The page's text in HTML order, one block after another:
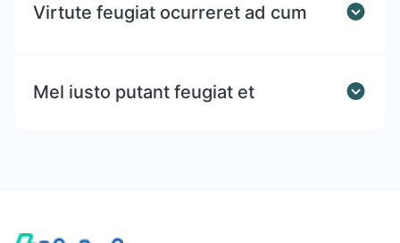
Virtute feugiat ocurreret ad cum
Mel iusto putant feugiat et